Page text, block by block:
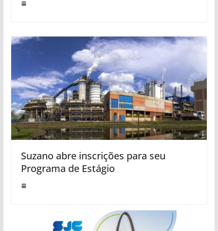
Suzano abre inscrições para seu
Programa de Estágio